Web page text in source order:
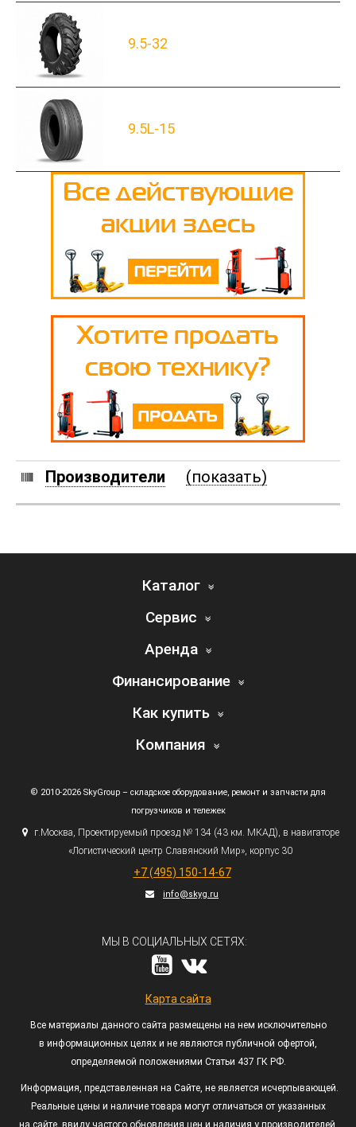
9.5-32
9.5L-15
Производители (показать)
Каталог
Сервис
Аренда
Финансирование
Как купить
Компания
© 2010-2026 SkyGroup – складское оборудование, ремонт и запчасти для
погрузчиков и тележек
г.Москва, Проектируемый проезд № 134 (43км. МКАД), в навигаторе
«Логистический центр Славянский Мир», корпус 30
+7 (495) 150-14-67
info@skyg.ru
МЫ В СОЦИАЛЬНЫХ СЕТЯХ:
Карта сайта
Все материалы данного сайта размещены на нем исключительно
в информационных целях и не являются публичной офертой,
определяемой положениями Статьи 437 ГК РФ.
Информация, представленная на Сайте, не является исчерпывающей.
Реальные цены и наличие товара могут отличаться от указанных